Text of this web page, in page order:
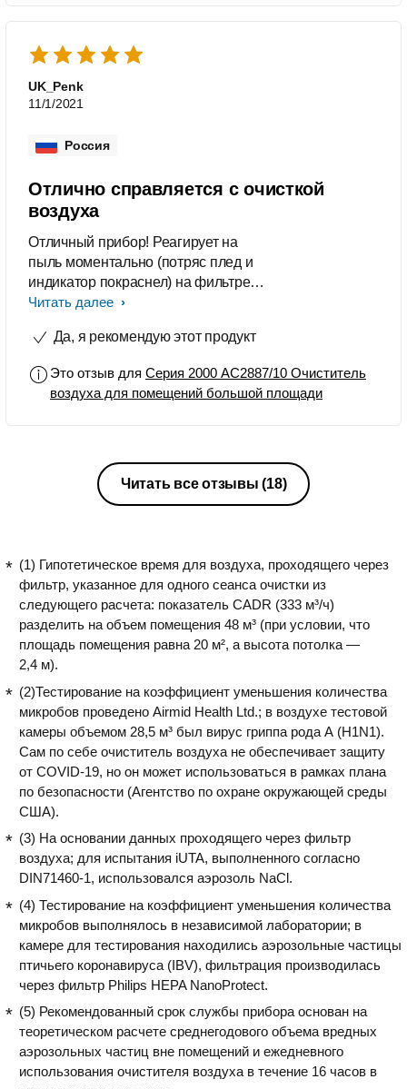
стал меньше. Ну и он очень прост в
управлении, сборке и чистке.
Справится любой и после 2-3х
настроек интуитивно настраиваешь
UK_Penk
11/1/2021
Россия
Отлично справляется с очисткой
воздуха
Отличный прибор! Реагирует на
пыль моментально (потряс плед и
индикатор покраснел) на фильтре
видно невооружённым глазом
гадости которыми мы могли бы
эффективный, очень рекомендую,
особенно если есть дети.
Читать далее
Да, я рекомендую этот продукт
Это отзыв для Серия 2000 AC2887/10 Очиститель
воздуха для помещений большой площади
Читать все отзывы(18)
(1) Гипотетическое время для воздуха, проходящего через
фильтр, указанное для одного сеанса очистки из
следующего расчета: показатель CADR (333 м³/ч)
разделить на объем помещения 48 м³ (при условии, что
площадь помещения равна 20 м², а высота потолка —
2,4 м).
(2)Тестирование на коэффициент уменьшения количества
микробов проведено Airmid Health Ltd.; в воздухе тестовой
камеры объемом 28,5 м³ был вирус гриппа рода А (H1N1).
Сам по себе очиститель воздуха не обеспечивает защиту
от COVID-19, но он может использоваться в рамках плана
по безопасности (Агентство по охране окружающей среды
США).
(3) На основании данных проходящего через фильтр
воздуха; для испытания iUTA, выполненного согласно
DIN71460-1, использовался аэрозоль NaCl.
(4) Тестирование на коэффициент уменьшения количества
микробов выполнялось в независимой лаборатории; в
камере для тестирования находились аэрозольные частицы
птичьего коронавируса (IBV), фильтрация производилась
через фильтр Philips HEPA NanoProtect.
(5) Рекомендованный срок службы прибора основан на
теоретическом расчете среднегодового объема вредных
аэрозольных частиц вне помещений и ежедневного
использования очистителя воздуха в течение 16 часов в